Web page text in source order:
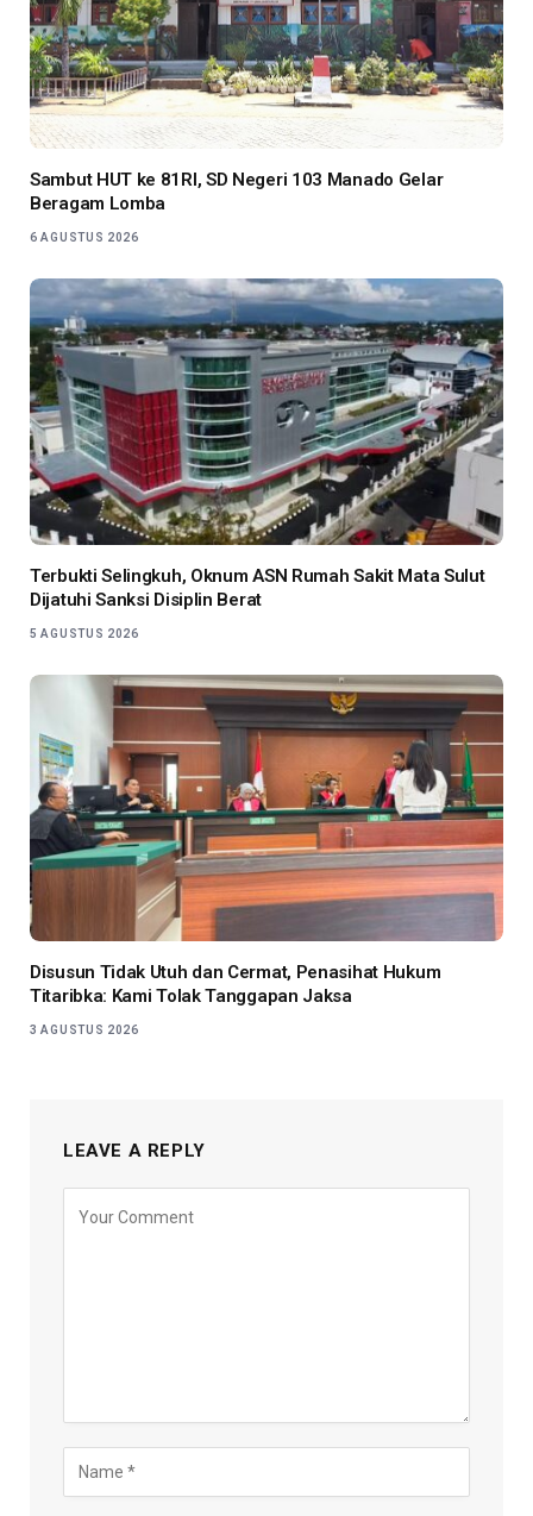
Sambut HUT ke 81RI, SD Negeri 103 Manado Gelar
Beragam Lomba
6 AGUSTUS 2026
Terbukti Selingkuh, Oknum ASN Rumah Sakit Mata Sulut
Dijatuhi Sanksi Disiplin Berat
5 AGUSTUS 2026
Disusun Tidak Utuh dan Cermat, Penasihat Hukum
Titaribka: Kami Tolak Tanggapan Jaksa
3 AGUSTUS 2026
LEAVE A REPLY